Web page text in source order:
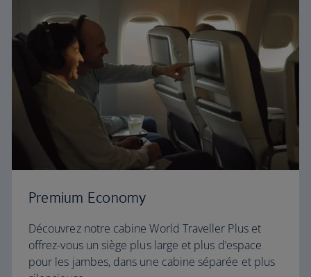
Premium Economy
Découvrez notre cabine World Traveller Plus et
offrez-vous un siège plus large et plus d’espace
pour les jambes, dans une cabine séparée et plus